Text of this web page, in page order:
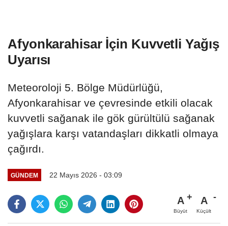
Afyonkarahisar İçin Kuvvetli Yağış
Uyarısı
Meteoroloji 5. Bölge Müdürlüğü,
Afyonkarahisar ve çevresinde etkili olacak
kuvvetli sağanak ile gök gürültülü sağanak
yağışlara karşı vatandaşları dikkatli olmaya
çağırdı.
GÜNDEM 22 Mayıs 2026 - 03:09
A
Büyüt
A
Küçült